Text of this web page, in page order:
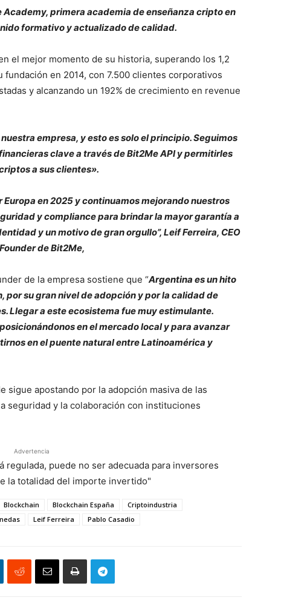
Academy, primera academia de enseñanza cripto en
formativo y actualizado de calidad.
el mejor momento de su historia, superando los 1,2
en 2014, con 7.500 clientes corporativos
y alcanzando un 192% de crecimiento en revenue
empresa, y esto es solo el principio. Seguimos
clave a través de Bit2Me API y permitirles
a sus clientes».
en 2025 y continuamos mejorando nuestros
y compliance para brindar la mayor garantía a
y un motivo de gran orgullo”, Leif Ferreira, CEO
de Bit2Me,
de la empresa sostiene que “Argentina es un hito
su gran nivel de adopción y por la calidad de
Llegar a este ecosistema fue muy estimulante.
en el mercado local y para avanzar
en el puente natural entre Latinoamérica y
sigue apostando por la adopción masiva de las
seguridad y la colaboración con instituciones
Advertencia
regulada, puede no ser adecuada para inversores
la totalidad del importe invertido"
Blockchain Blockchain España
Criptoindustria
Leif Ferreira Pablo Casadio